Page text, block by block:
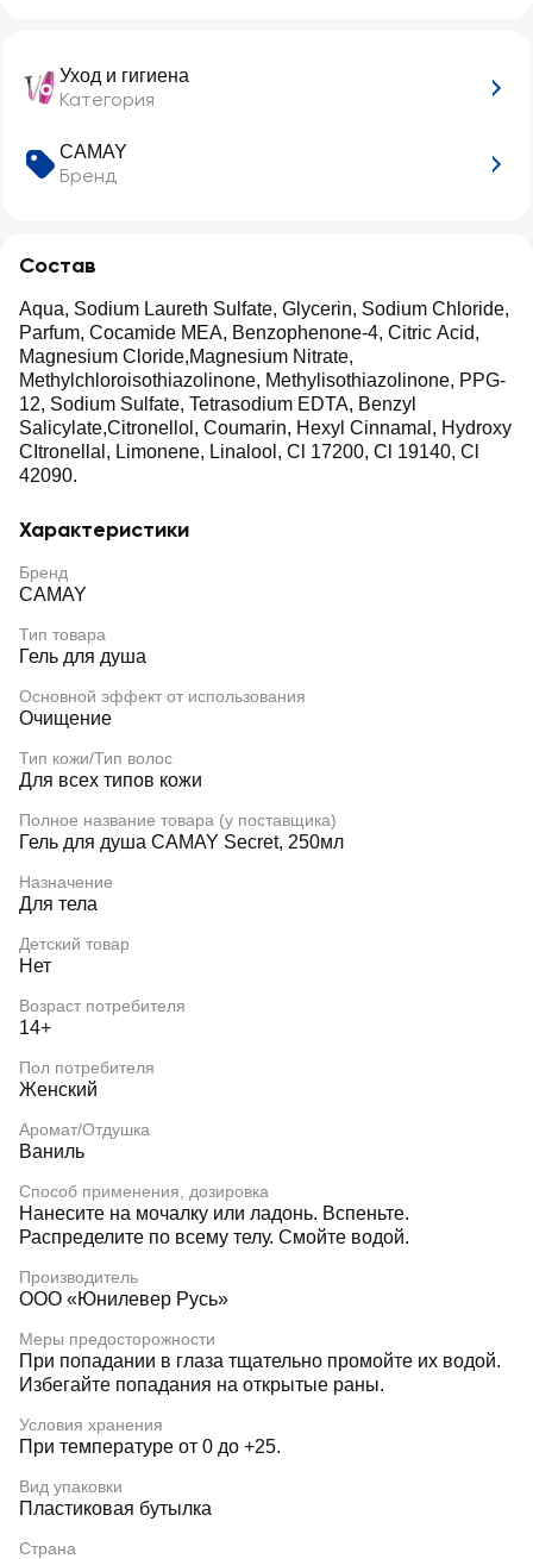
Уход и гигиена
Категория
CAMAY
Бренд
Состав
Aqua, Sodium Laureth Sulfate, Glycerin, Sodium Chloride,
Parfum, Cocamide MEA, Benzophenone-4, Citric Acid,
Magnesium Cloride,Magnesium Nitrate,
Methylchloroisothiazolinone, Methylisothiazolinone, PPG-
12, Sodium Sulfate, Tetrasodium EDTA, Benzyl
Salicylate,Citronellol, Coumarin, Hexyl Cinnamal, Hydroxy
CItronellal, Limonene, Linalool, Cl 17200, Cl 19140, Cl
42090.
Характеристики
Бренд
CAMAY
Тип товара
Гель для душа
Основной эффект от использования
Очищение
Тип кожи/Тип волос
Для всех типов кожи
Полное название товара (у поставщика)
Гель для душа CAMAY Secret, 250мл
Назначение
Для тела
Детский товар
Нет
Возраст потребителя
14+
Пол потребителя
Женский
Аромат/Отдушка
Ваниль
Способ применения, дозировка
Нанесите на мочалку или ладонь. Вспеньте.
Распределите по всему телу. Смойте водой.
Производитель
ООО «Юнилевер Русь»
Меры предосторожности
При попадании в глаза тщательно промойте их водой.
Избегайте попадания на открытые раны.
Условия хранения
При температуре от 0 до +25.
Вид упаковки
Пластиковая бутылка
Страна